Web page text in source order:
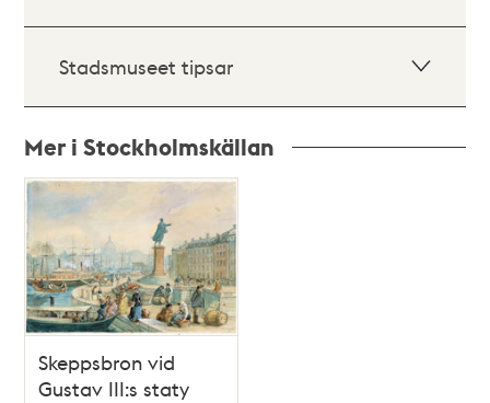
Stadsmuseet tipsar
Mer i Stockholmskällan
Relaterade
poster
och
teman
Skeppsbron vid
Gustav III:s staty